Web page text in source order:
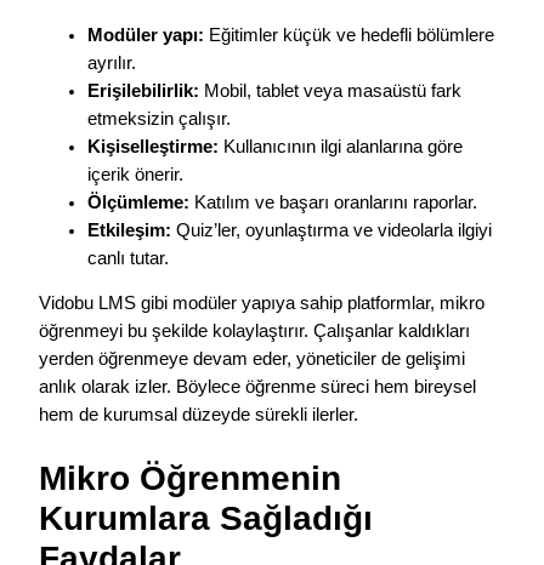
Modüler yapı: Eğitimler küçük ve hedefli bölümlere
ayrılır.
Erişilebilirlik: Mobil, tablet veya masaüstü fark
etmeksizin çalışır.
Kişiselleştirme: Kullanıcının ilgi alanlarına göre
içerik önerir.
Ölçümleme: Katılım ve başarı oranlarını raporlar.
Etkileşim: Quiz’ler, oyunlaştırma ve videolarla ilgiyi
canlı tutar.
Vidobu LMS gibi modüler yapıya sahip platformlar, mikro
öğrenmeyi bu şekilde kolaylaştırır. Çalışanlar kaldıkları
yerden öğrenmeye devam eder, yöneticiler de gelişimi
anlık olarak izler. Böylece öğrenme süreci hem bireysel
hem de kurumsal düzeyde sürekli ilerler.
Mikro Öğrenmenin
Kurumlara Sağladığı